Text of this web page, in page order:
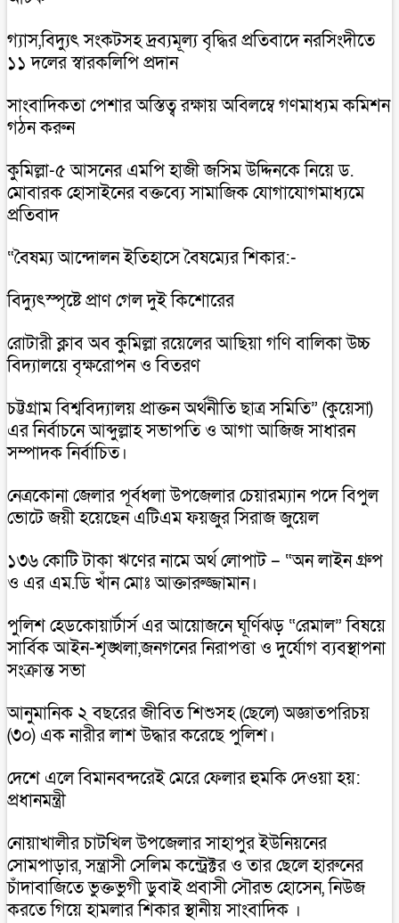
গ্যাস,বিদ্যুৎ সংকটসহ দ্রব্যমূল্য বৃদ্ধির প্রতিবাদে নরসিংদীতে
১১ দলের স্বারকলিপি প্রদান
সাংবাদিকতা পেশার অস্তিত্ব রক্ষায় অবিলম্বে গণমাধ্যম কমিশন
গঠন করুন
কুমিল্লা-৫ আসনের এমপি হাজী জসিম উদ্দিনকে নিয়ে ড.
মোবারক হোসাইনের বক্তব্যে সামাজিক যোগাযোগমাধ্যমে
প্রতিবাদ
“বৈষম্য আন্দোলন ইতিহাসে বৈষম্যের শিকার:-
বিদ্যুৎস্পৃষ্টে প্রাণ গেল দুই কিশোরের
রোটারী ক্লাব অব কুমিল্লা রয়েলের আছিয়া গণি বালিকা উচ্চ
বিদ্যালয়ে বৃক্ষরোপন ও বিতরণ
চট্টগ্রাম বিশ্ববিদ্যালয় প্রাক্তন অর্থনীতি ছাত্র সমিতি” (কুয়েসা)
এর নির্বাচনে আব্দুল্লাহ সভাপতি ও আগা আজিজ সাধারন
সম্পাদক নির্বাচিত।
নেত্রকোনা জেলার পূর্বধলা উপজেলার চেয়ারম্যান পদে বিপুল
ভোটে জয়ী হয়েছেন এটিএম ফয়জুর সিরাজ জুয়েল
১৩৬ কোটি টাকা ঋণের নামে অর্থ লোপাট – “অন লাইন গ্রুপ
ও এর এম.ডি খাঁন মোঃ আক্তারুজ্জামান।
পুলিশ হেডকোয়ার্টার্স এর আয়োজনে ঘূর্ণিঝড় “রেমাল” বিষয়ে
সার্বিক আইন-শৃঙ্খলা,জনগনের নিরাপত্তা ও দুর্যোগ ব্যবস্থাপনা
সংক্রান্ত সভা
আনুমানিক ২ বছরের জীবিত শিশুসহ (ছেলে) অজ্ঞাতপরিচয়
(৩০) এক নারীর লাশ উদ্ধার করেছে পুলিশ।
দেশে এলে বিমানবন্দরেই মেরে ফেলার হুমকি দেওয়া হয়:
প্রধানমন্ত্রী
নোয়াখালীর চাটখিল উপজেলার সাহাপুর ইউনিয়নের
সোমপাড়ার, সন্ত্রাসী সেলিম কন্ট্রেক্টর ও তার ছেলে হারুনের
চাঁদাবাজিতে ভুক্তভুগী ডুবাই প্রবাসী সৌরভ হোসেন, নিউজ
করতে গিয়ে হামলার শিকার স্থানীয় সাংবাদিক ।